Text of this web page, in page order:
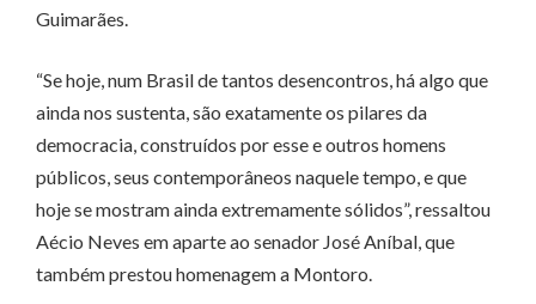
Guimarães.
“Se hoje, num Brasil de tantos desencontros, há algo que
ainda nos sustenta, são exatamente os pilares da
democracia, construídos por esse e outros homens
públicos, seus contemporâneos naquele tempo, e que
hoje se mostram ainda extremamente sólidos”, ressaltou
Aécio Neves em aparte ao senador José Aníbal, que
também prestou homenagem a Montoro.